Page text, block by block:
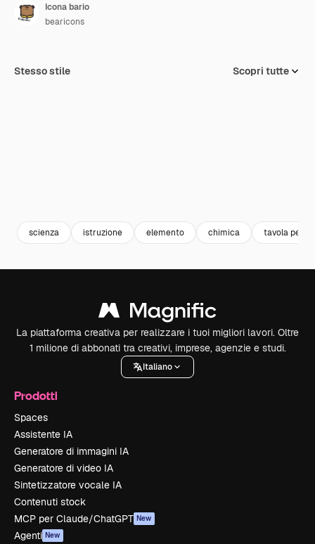
Icona bario
bearicons
Stesso stile Scopri tutte
scienza istruzione elemento chimica tavola
La piattaforma creativa per realizzare i tuoi migliori lavori. Oltre
1 milione di abbonati tra creativi, imprese, agenzie e studi.
Italiano
Prodotti
Spaces
Assistente IA
Generatore di immagini IA
Generatore di video IA
Sintetizzatore vocale IA
Contenuti stock
MCP per Claude/ChatGPT New
Agenti New